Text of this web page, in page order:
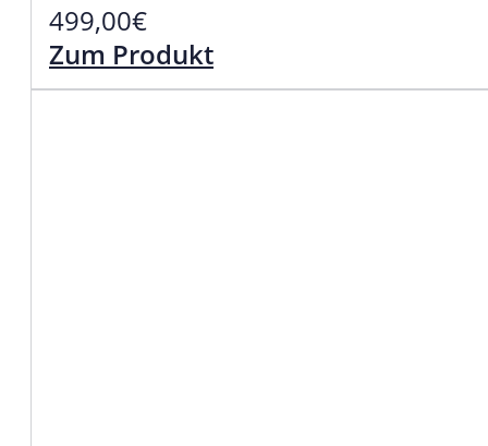
499,00€
Zum Produkt